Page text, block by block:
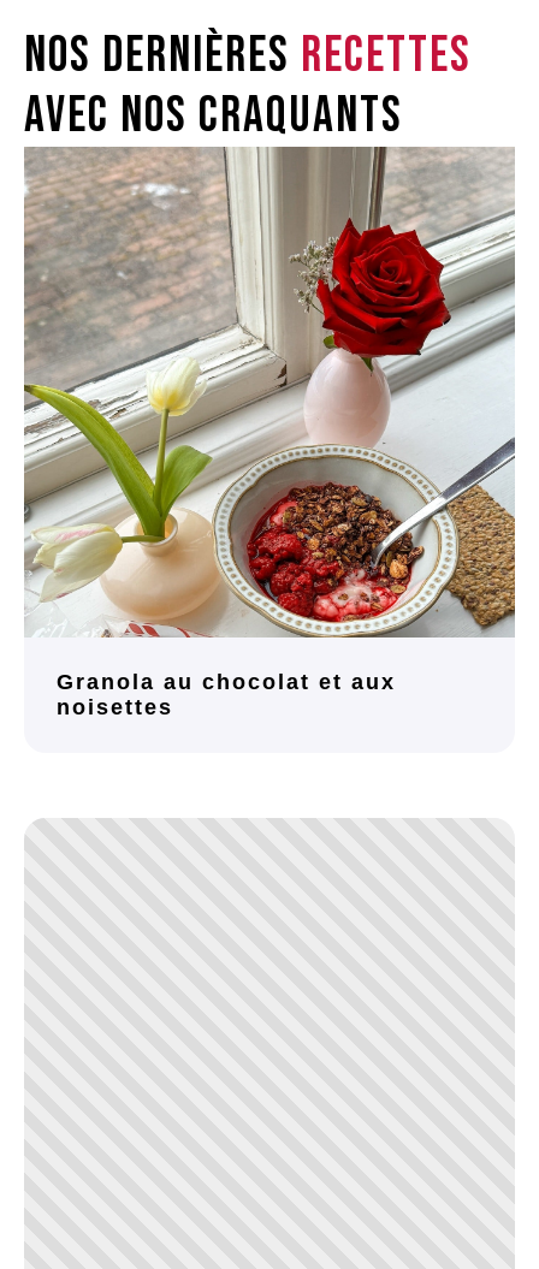
Nos dernières recettes
avec nos craquants
Granola au chocolat et aux
noisettes